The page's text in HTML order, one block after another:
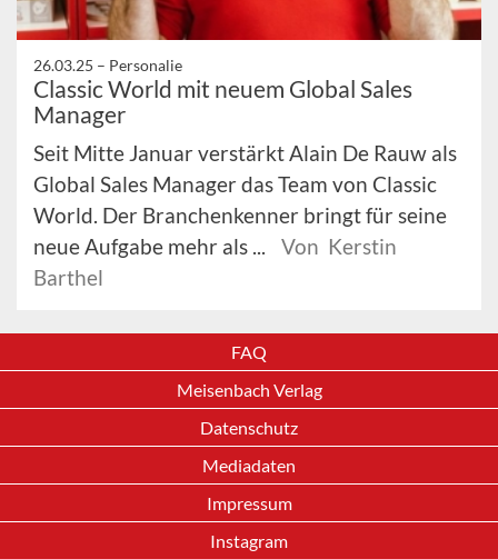
26.03.25 – Personalie
Classic World mit neuem Global Sales
Manager
Seit Mitte Januar verstärkt Alain De Rauw als
Global Sales Manager das Team von Classic
World. Der Branchenkenner bringt für seine
neue Aufgabe mehr als ...
Von Kerstin
Barthel
FAQ
Meisenbach Verlag
Datenschutz
Mediadaten
Impressum
Instagram